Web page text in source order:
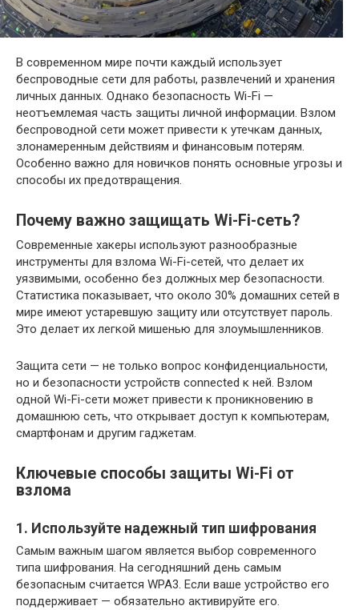
В современном мире почти каждый использует
беспроводные сети для работы, развлечений и хранения
личных данных. Однако безопасность Wi-Fi —
неотъемлемая часть защиты личной информации. Взлом
беспроводной сети может привести к утечкам данных,
злонамеренным действиям и финансовым потерям.
Особенно важно для новичков понять основные угрозы и
способы их предотвращения.
Почему важно защищать Wi-Fi-сеть?
Современные хакеры используют разнообразные
инструменты для взлома Wi-Fi-сетей, что делает их
уязвимыми, особенно без должных мер безопасности.
Статистика показывает, что около 30% домашних сетей в
мире имеют устаревшую защиту или отсутствует пароль.
Это делает их легкой мишенью для злоумышленников.
Защита сети — не только вопрос конфиденциальности,
но и безопасности устройств connected к ней. Взлом
одной Wi-Fi-сети может привести к проникновению в
домашнюю сеть, что открывает доступ к компьютерам,
смартфонам и другим гаджетам.
Ключевые способы защиты Wi-Fi от
взлома
1. Используйте надежный тип шифрования
Самым важным шагом является выбор современного
типа шифрования. На сегодняшний день самым
безопасным считается WPA3. Если ваше устройство его
поддерживает — обязательно активируйте его.